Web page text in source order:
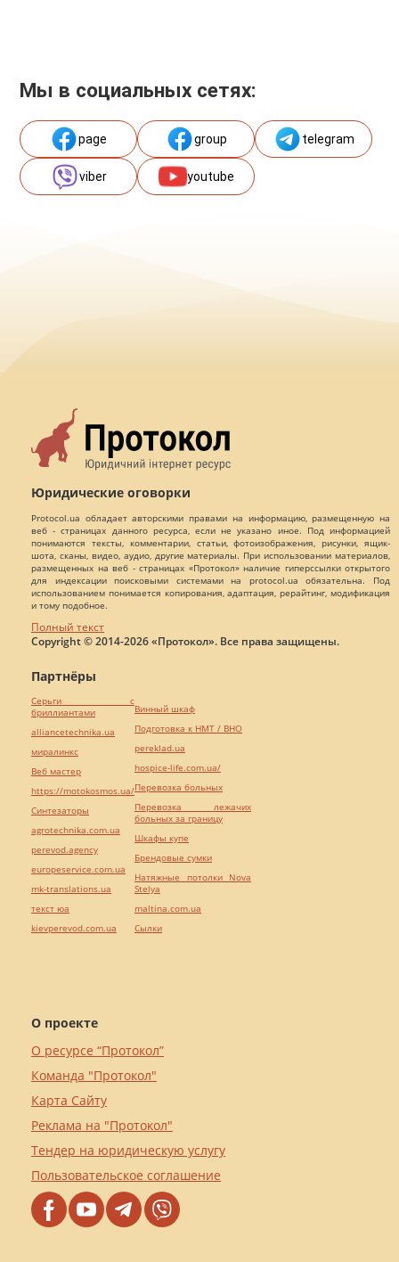
Мы в социальных сетях:
page group telegram
viber youtube
Юридические оговорки
Protocol.ua обладает авторскими правами на информацию, размещенную на
веб - страницах данного ресурса, если не указано иное. Под информацией
понимаются тексты, комментарии, статьи, фотоизображения, рисунки, ящик-
шота, сканы, видео, аудио, другие материалы. При использовании материалов,
размещенных на веб - страницах «Протокол» наличие гиперссылки открытого
для индексации поисковыми системами на protocol.ua обязательна. Под
использованием понимается копирования, адаптация, рерайтинг, модификация
и тому подобное.
Полный текст
Copyright © 2014-2026 «Протокол». Все права защищены.
О проекте
О ресурсе “Протокол”
Команда "Протокол"
Карта Сайту
Реклама на "Протокол"
Тендер на юридическую услугу
Пользовательское соглашение
Партнёры
Серьги с
бриллиантами
alliancetechnika.ua
миралинкс
Веб мастер
https://motokosmos.ua/
Синтезаторы
agrotechnika.com.ua
perevod.agency
europeservice.com.ua
mk-translations.ua
текст юа
kievperevod.com.ua
Винный шкаф
Подготовка к НМТ / ВНО
pereklad.ua
hospice-life.com.ua/
Перевозка больных
Перевозка лежачих
больных за границу
Шкафы купе
Брендовые сумки
Натяжные потолки Nova
Stelya
maltina.com.ua
Cылки